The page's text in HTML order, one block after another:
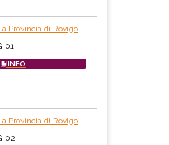
Provincia di Rovigo
01
INFO
Provincia di Rovigo
02